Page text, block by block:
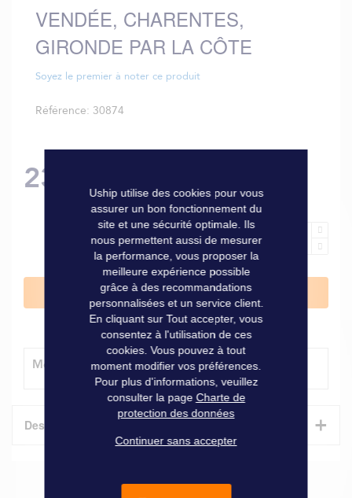
the
beginning
of
the
images
VENDÉE, CHARENTES,
GIRONDE PAR LA CÔTE
Soyez le premier à noter ce produit
Référence 30874
23,90 €
Ajouter au panier
Modes de livraison
Description +
Vendée, Charentes, Gironde par
Uship utilise des cookies pour vous
assurer un bon fonctionnement du
site et une sécurité optimale. Ils
nous permettent aussi de mesurer
la performance, vous proposer la
meilleure expérience possible
grâce à des recommandations
personnalisées et un service client.
En cliquant sur Tout accepter, vous
consentez à l'utilisation de ces
cookies. Vous pouvez à tout
moment modifier vos préférences.
Pour plus d'informations, veuillez
consulter la page Charte de
protection des données
Continuer sans accepter